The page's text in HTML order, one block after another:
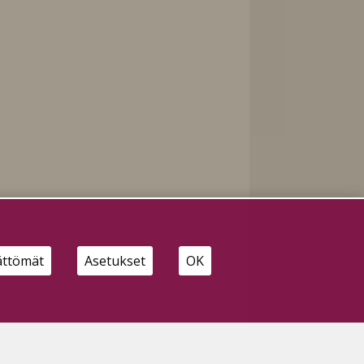
Asetukset OK